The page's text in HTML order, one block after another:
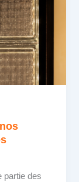
partie des